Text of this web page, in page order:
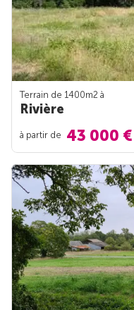
Terrain de 1400m2 à
Rivière
à partir de 43 000 €